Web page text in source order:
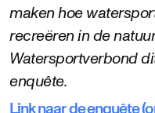
maken hoe
recreëren in de
Watersportverbond
enquête.
Link naar de enquête